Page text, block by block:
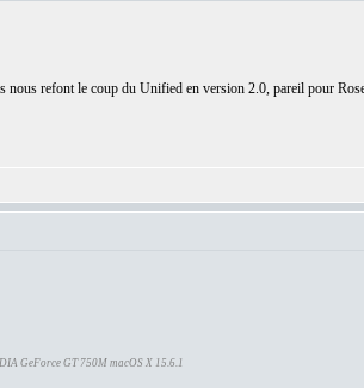
nous refont le coup du Unified en version 2.0, pareil pour
GeForce GT 750M macOS X 15.6.1